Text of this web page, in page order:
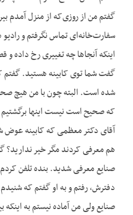
گفتم من از روزی‌که از منزل آمدم
سفارت‌خانه‌ای تماس نگرفتم و
اینکه آنجاها چه تغییری رخ داده و
گفت شما توی کابینه هستید. گفتم
شده است. البته چون با من هیچ
که صحیح است نیست اینها برگشتیم
آقای دکتر معظمی که کابینه
هم معرفی کردند مگر خیر
صنایع معرفی شدید. بنده تلفن کردم
دفترش، رفتم و به او گفتم که
صنایع ولی من آماده نیستم به اینکه